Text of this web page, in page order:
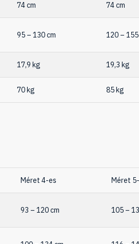
74 cm 74 cm
95 – 130 cm 120 –
17,9 kg 19,3 kg
70 kg 85 kg
Méret 4-es Méret
93 – 120 cm 105 –